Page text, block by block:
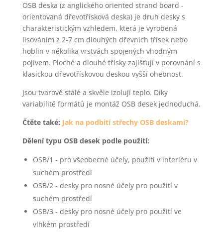
OSB deska (z anglického oriented strand board -
orientovaná dřevotřísková deska) je druh desky s
charakteristickým vzhledem, která je vyrobená
lisováním z 2-7 cm dlouhých dřevních třísek nebo
hoblin v několika vrstvách spojených vhodným
pojivem. Ploché a dlouhé třísky zajišťují v porovnání s
klasickou dřevotřískovou deskou vyšší ohebnost.
Jsou tvarově stálé a skvěle izolují teplo. Díky
variabilitě formátů je montáž OSB desek jednoduchá.
Čtěte také: Jak na podbití střechy OSB deskami?
Dělení typu OSB desek podle použití:
OSB/1 - pro všeobecné účely, použití v interiéru v
suchém prostředí
OSB/2 - desky pro nosné účely pro použití v
suchém prostředí
OSB/3 - desky pro nosné účely pro použití ve
vlhkém prostředí